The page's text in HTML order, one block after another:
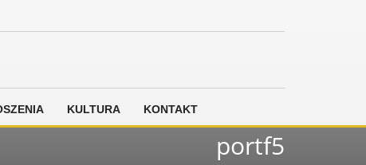
KULTURA KONTAKT
portf5